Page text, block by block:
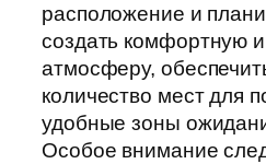
расположение и
создать комфортную
атмосферу,
количество мест для
удобные зоны
Особое внимание